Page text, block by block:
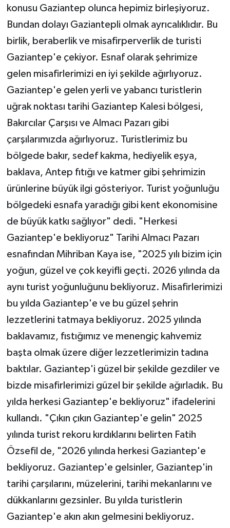
konusu Gaziantep olunca hepimiz birleşiyoruz.
Bundan dolayı Gaziantepli olmak ayrıcalıklıdır. Bu
birlik, beraberlik ve misafirperverlik de turisti
Gaziantep'e çekiyor. Esnaf olarak şehrimize
gelen misafirlerimizi en iyi şekilde ağırlıyoruz.
Gaziantep'e gelen yerli ve yabancı turistlerin
uğrak noktası tarihi Gaziantep Kalesi bölgesi,
Bakırcılar Çarşısı ve Almacı Pazarı gibi
çarşılarımızda ağırlıyoruz. Turistlerimiz bu
bölgede bakır, sedef kakma, hediyelik eşya,
baklava, Antep fıtığı ve katmer gibi şehrimizin
ürünlerine büyük ilgi gösteriyor. Turist yoğunluğu
bölgedeki esnafa yaradığı gibi kent ekonomisine
de büyük katkı sağlıyor" dedi. "Herkesi
Gaziantep'e bekliyoruz" Tarihi Almacı Pazarı
esnafından Mihriban Kaya ise, "2025 yılı bizim için
yoğun, güzel ve çok keyifli geçti. 2026 yılında da
aynı turist yoğunluğunu bekliyoruz. Misafirlerimizi
bu yılda Gaziantep'e ve bu güzel şehrin
lezzetlerini tatmaya bekliyoruz. 2025 yılında
baklavamız, fıstığımız ve menengiç kahvemiz
başta olmak üzere diğer lezzetlerimizin tadına
baktılar. Gaziantep'i güzel bir şekilde gezdiler ve
bizde misafirlerimizi güzel bir şekilde ağırladık. Bu
yılda herkesi Gaziantep'e bekliyoruz" ifadelerini
kullandı. "Çıkın çıkın Gaziantep'e gelin" 2025
yılında turist rekoru kırdıklarını belirten Fatih
Özsefil de, "2026 yılında herkesi Gaziantep'e
bekliyoruz. Gaziantep'e gelsinler, Gaziantep'in
tarihi çarşılarını, müzelerini, tarihi mekanlarını ve
dükkanlarını gezsinler. Bu yılda turistlerin
Gaziantep'e akın akın gelmesini bekliyoruz.